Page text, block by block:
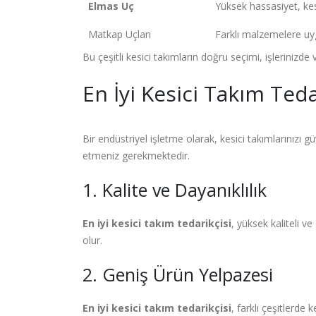
Elmas Uç Yüksek hassasiyet,
Matkap Uçları
Farklı malzemelere
Bu çeşitli kesici takımların doğru seçimi, işlerinizde
En İyi Kesici Takım
Bir endüstriyel işletme olarak, kesici
etmeniz gerekmektedir.
1. Kalite ve Dayanıklılık
En iyi kesici takım tedarikçisi, yüksek kaliteli ve
olur.
2. Geniş Ürün Yelpazesi
En iyi kesici takım tedarikçisi, farklı çeşitlerde